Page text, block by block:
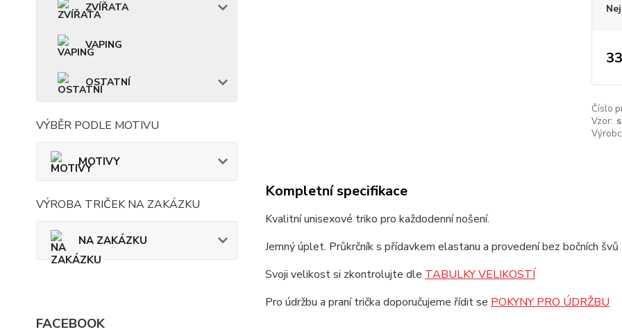
ZVÍŘATA
VAPING
OSTATNÍ
VÝBĚR PODLE MOTIVU
MOTIVY
VÝROBA TRIČEK NA ZAKÁZKU
NA ZAKÁZKU
FACEBOOK
Číslo
Vzor:
Kompletní specifikace
Kvalitní unisexové triko pro každodenní nošení.
Jemný úplet. Průkrčník s přídavkem elastanu a provedení bez bočních
Svoji velikost si zkontrolujte dle TABULKY VELIKOSTÍ
Pro údržbu a praní trička doporučujeme řídit se POKYNY PRO ÚDRŽBU